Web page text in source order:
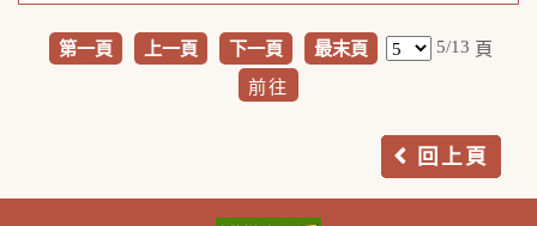
第一頁 上一頁 下一頁 最末頁 5/13 頁
回上頁